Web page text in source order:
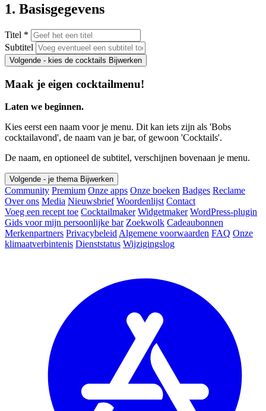
1. Basisgegevens
Titel *
Subtitel
Volgende - kies de cocktails Bijwerken
Maak je eigen cocktailmenu!
Laten we beginnen.
Kies eerst een naam voor je menu. Dit kan iets zijn als 'Bobs
cocktailavond', de naam van je bar, of gewoon 'Cocktails'.
De naam, en optioneel de subtitel, verschijnen bovenaan je menu.
Volgende - je thema Bijwerken
Community Premium Onze apps Onze boeken Badges Reclame
Over ons Media Nieuwsbrief Woordenlijst Contact
Voeg een recept toe Cocktailmaker Widgetmaker WordPress-plugin
Gids voor mijn persoonlijke bar Zoekwolk Cadeaubonnen
Merkenpartners Privacybeleid Algemene voorwaarden FAQ Onze
klimaatverbintenis Dienststatus Wijzigingslog